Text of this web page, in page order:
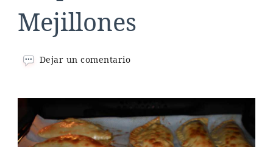
Mejillones
Dejar un comentarioen
Mejillones